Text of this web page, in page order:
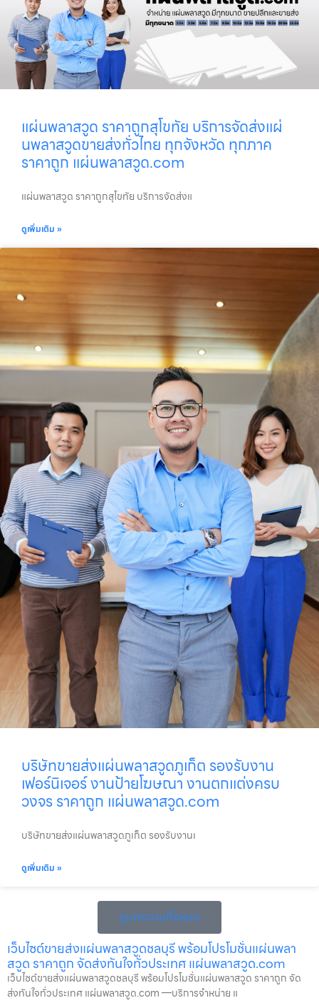
แผ่นพลาสวูด ราคาถูกสุโขทัย บริการจัดส่งแผ่
นพลาสวูดขายส่งทั่วไทย ทุกจังหวัด ทุกภาค
ราคาถูก แผ่นพลาสวูด.com
แผ่นพลาสวูด ราคาถูกสุโขทัย บริการจัดส่งแ
ดูเพิ่มเติม »
บริษัทขายส่งแผ่นพลาสวูดภูเก็ต รองรับงาน
เฟอร์นิเจอร์ งานป้ายโฆษณา งานตกแต่งครบ
วงจร ราคาถูก แผ่นพลาสวูด.com
บริษัทขายส่งแผ่นพลาสวูดภูเก็ต รองรับงานเ
ดูเพิ่มเติม »
ดูบทความทั้งหมด
เว็บไซต์ขายส่งแผ่นพลาสวูดชลบุรี พร้อมโปรโมชั่นแผ่นพลา
สวูด ราคาถูก จัดส่งทันใจทั่วประเทศ แผ่นพลาสวูด.com
เว็บไซต์ขายส่งแผ่นพลาสวูดชลบุรี พร้อมโปรโมชั่นแผ่นพลาสวูด ราคาถูก จัด
ส่งทันใจทั่วประเทศ แผ่นพลาสวูด.com —บริการจำหน่าย แ